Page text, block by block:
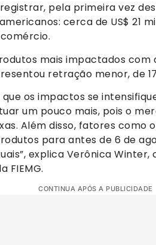
pela primeira vez
cerca de US$ 21
mais impactados com
retração menor, de
os impactos se
um pouco mais, pois o
Além disso, fatores como
para antes de 6 de
explica Verônica
FIEMG.
CONTINUA APÓS A PUBLICIDADE